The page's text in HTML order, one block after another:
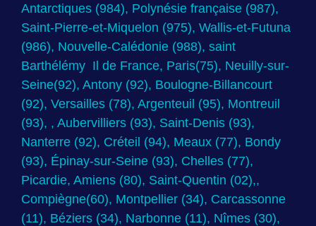
Antarctiques (984), Polynésie française (987),
Saint-Pierre-et-Miquelon (975), Wallis-et-Futuna
(986), Nouvelle-Calédonie (988), saint
Barthélémy Il de France, Paris(75), Neuilly-sur-
Seine(92), Antony (92), Boulogne-Billancourt
(92), Versailles (78), Argenteuil (95), Montreuil
(93), , Aubervilliers (93), Saint-Denis (93),
Nanterre (92), Créteil (94), Meaux (77), Bondy
(93), Épinay-sur-Seine (93), Chelles (77),
Picardie, Amiens (80), Saint-Quentin (02),,
Compiègne(60), Montpellier (34), Carcassonne
(11), Béziers (34), Narbonne (11), Nîmes (30),